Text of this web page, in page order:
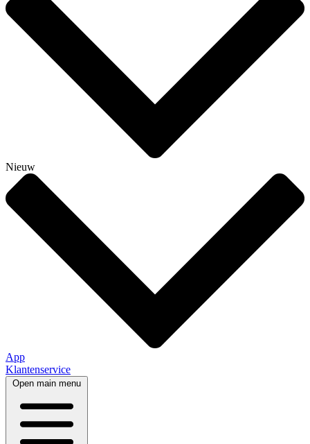
Nieuw
App
Klantenservice
Open main menu